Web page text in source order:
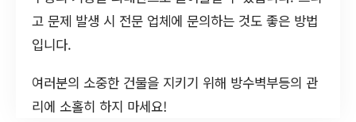
고 문제 발생 시 전문 업체에 문의하는 것도 좋은 방법
입니다.
여러분의 소중한 건물을 지키기 위해 방수벽부등의 관
리에 소홀히 하지 마세요!